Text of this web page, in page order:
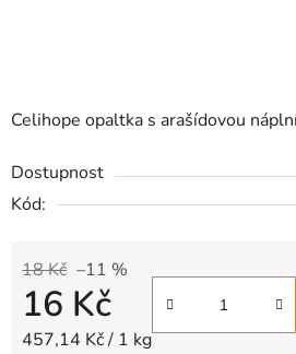
Celihope opaltka s arašídovou
Dostupnost
Kód:
18 Kč –11 %
16 Kč
Měrná cena:
457,14 Kč / 1 kg